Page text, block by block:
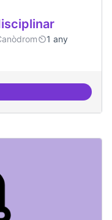
1 any
de col·laboració